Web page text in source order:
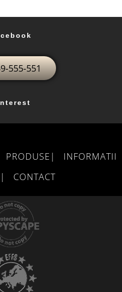
555-551
PRODUSE | INFORMATII
CONTACT